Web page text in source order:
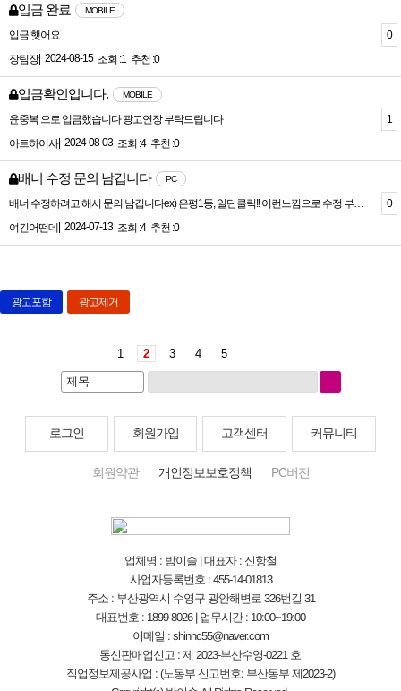
입금 완료 MOBILE
입금 햇어요
장팀장| 2024-08-15 조회 :1 추천 :0
0
입금확인입니다. MOBILE
윤중복 으로 입금했습니다 광고연장 부탁드립니다
아트하이사| 2024-08-03 조회 :4 추천 :0
1
배너 수정 문의 남깁니다 PC
배너 수정하려고 해서 문의 남깁니다ex) 은평1등, 일단클릭!! 이런느낌으로 수정 부탁드립니다
여긴어떤데
2024-07-13 조회 :4 추천 :0
0
광고포함 광고제거
1 2 3 4 5
로그인 회원가입 고객센터 커뮤니티
회원약관 개인정보보호정책 PC버전
업체명 : 밤이슬 | 대표자 : 신항철
사업자등록번호 : 455-14-01813
주소 : 부산광역시 수영구 광안해변로 326번길 31
대표번호 : 1899-8026 | 업무시간 : 10:00~19:00
이메일 : shinhc55@naver.com
통신판매업신고 : 제 2023-부산수영-0221 호
직업정보제공사업 : (노동부 신고번호: 부산동부 제2023-2)